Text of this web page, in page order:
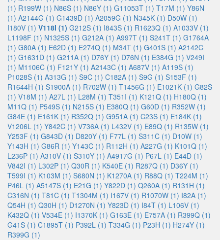
(1) R199W (1) N86S (1) N86Y (1) G11053T (1) T17M (1) Y86N
(1) A2144G (1) G1439D (1) A2059G (1) N345K (1) D50W (1)
I180V (1) V118I (1) G212S (1) I843S (1) R1623Q (1) A1033V (1)
L1198F (1) N1325S (1) G212A (1) A997T (1) S241T (1) G1764A
(1) G80A (1) E62D (1) E274Q (1) M34T (1) G401S (1) A2142C
(1) G1631D (1) G211A (1) D76Y (1) D76N (1) E384G (1) V249I
(1) M1106C (1) F121Y (1) A2143C (1) A687V (1) A119S (1)
P1028S (1) A313G (1) S9C (1) C182A (1) S9G (1) S153F (1)
R1644H (1) S1900A (1) R702W (1) T1456G (1) E1021K (1) G82S
(1) V18M (1) A27L (1) L28M (1) T351I (1) K121Q (1) H180Q (1)
M11Q (1) P549S (1) N215S (1) E380Q (1) G60D (1) R352W (1)
G84E (1) E161K (1) R352Q (1) G951A (1) C23S (1) E184K (1)
V1206L (1) Y842C (1) V736A (1) L432V (1) E89Q (1) R135W (1)
Y253F (1) G843D (1) D820Y (1) F77L (1) S311C (1) D10W (1)
Y143H (1) G86R (1) Y143C (1) R112H (1) A227G (1) K101Q (1)
L236P (1) A310V (1) S310Y (1) A4917G (1) P67L (1) E44D (1)
V842I (1) L302P (1) Q30R (1) K540E (1) R287Q (1) D36Y (1)
T599I (1) K103M (1) S680N (1) K1270A (1) R88Q (1) T224M (1)
P46L (1) A5147S (1) E21G (1) Y822D (1) Q260A (1) R131H (1)
C316N (1) T81C (1) T1304M (1) I167V (1) R1070W (1) I82A (1)
Q54H (1) Q30H (1) D1270N (1) Y823D (1) I84T (1) L106V (1)
K432Q (1) V534E (1) I1370K (1) G163E (1) E757A (1) R399Q (1)
G41S (1) C1895T (1) P392L (1) T334G (1) P23H (1) H274Y (1)
R399G (1)